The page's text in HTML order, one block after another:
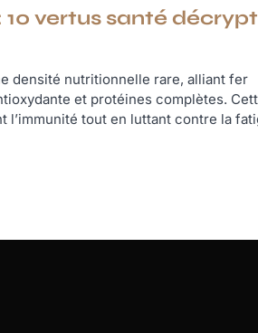
vertus santé
densité nutritionnelle rare, alliant fer
et protéines complètes.
tout en luttant contre la